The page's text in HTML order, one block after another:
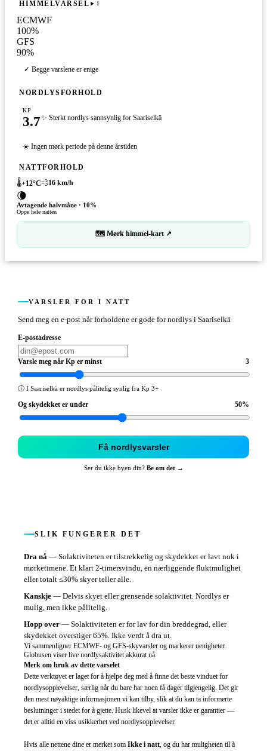
HIMMELVARSEL i
ECMWF
100%
GFS
90%
✓ Begge varslene er enige
NORDLYSFORHOLD
KP
3.7✨ Sterkt nordlys sannsynlig for Saariselkä
☀️ Ingen mørk periode på denne årstiden
NATTFORHOLD
🌡️+12°C💨16 km/h
🌘
Avtagende halvmåne · 10%
Oppe hele natten
🗺 Mørk himmel-kart ↗
VARSLER FOR I NATT
Send meg en e-post når forholdene er gode for nordlys i Saariselkä
E-postadresse
Varsle meg når Kp er minst 3
ⓘ I Saariselkä er nordlys pålitelig synlig fra Kp 3+
Og skydekket er under 50%
Få nordlysvarsler
Ser du ikke byen din? Be om det →
SLIK FUNGERER DET
Dra nå — Solaktiviteten er tilstrekkelig og skydekket er lavt nok i
mørketimene. Et klart 2-timersvindu, en nærliggende fluktmulighet
eller totalt ≤30% skyer teller alle.
Kanskje — Delvis skyet eller grensende solaktivitet. Nordlys er
mulig, men ikke pålitelig.
Hopp over — Solaktiviteten er for lav for din breddegrad, eller
skydekket overstiger 65%. Ikke verdt å dra ut.
Vi sammenligner ECMWF- og GFS-skyvarsler og markerer uenigheter.
Globusen viser live nordlysaktivitet akkurat nå.
Merk om bruk av dette varselet
Dette verktøyet er laget for å hjelpe deg med å finne det beste vinduet for
nordlysopplevelser, særlig når du bare har noen få dager tilgjengelig. Det gir
den mest nøyaktige informasjonen vi kan tilby, slik at du kan ta informerte
beslutninger i stedet for å gjette. Husk likevel at varsler ikke er garantier —
det er alltid en viss usikkerhet ved nordlysopplevelser.
Hvis alle nettene dine er merket som Ikke i natt, og du har muligheten til å